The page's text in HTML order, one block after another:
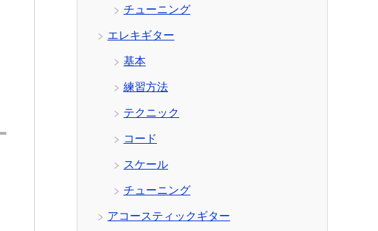
チューニング
エレキギター
基本
練習方法
テクニック
コード
スケール
チューニング
アコースティックギター